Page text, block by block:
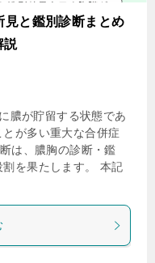
と鑑別診断まとめ
説
膿が貯留する状態であ
が多い重大な合併症
は、膿胸の診断・鑑
を果たします。 本記